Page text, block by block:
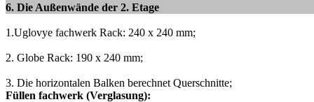
6. Die Außenwände der 2. Etage
1.Uglovye fachwerk Rack: 240 x 240 mm;
2. Globe Rack: 190 x 240 mm;
3. Die horizontalen Balken berechnet Querschnitte;
Füllen fachwerk (Verglasung):